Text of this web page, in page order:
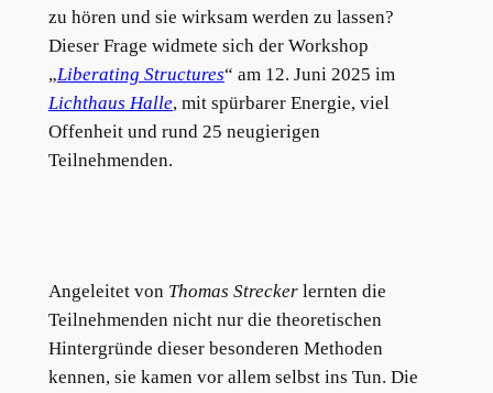
zu hören und sie wirksam werden zu lassen?
Dieser Frage widmete sich der Workshop
„Liberating Structures“ am 12. Juni 2025 im
Licht­haus Halle, mit spürbarer Energie, viel
Offenheit und rund 25 neugierigen
Teilnehmenden.
Angeleitet von Thomas Streckerlernten die
Teilnehmenden nicht nur die theoretischen
Hintergründe dieser besonderen Methoden
kennen, sie kamen vor allem selbst ins Tun. Die